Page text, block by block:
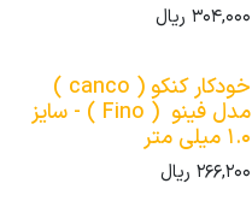
304,000ریال
خودکار کنکو ( canco )
مدل فینو ( Fino ) - سایز
1.0 میلی متر
266,200ریال